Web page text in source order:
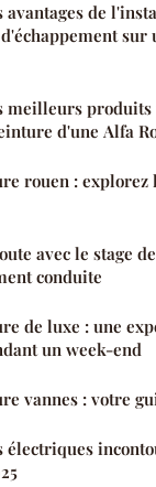
avantages de
sur
meilleurs
d'une Alfa
rouen : explorez
avec le stage de
conduite
de luxe : une
un week-end
vannes : votre
électriques